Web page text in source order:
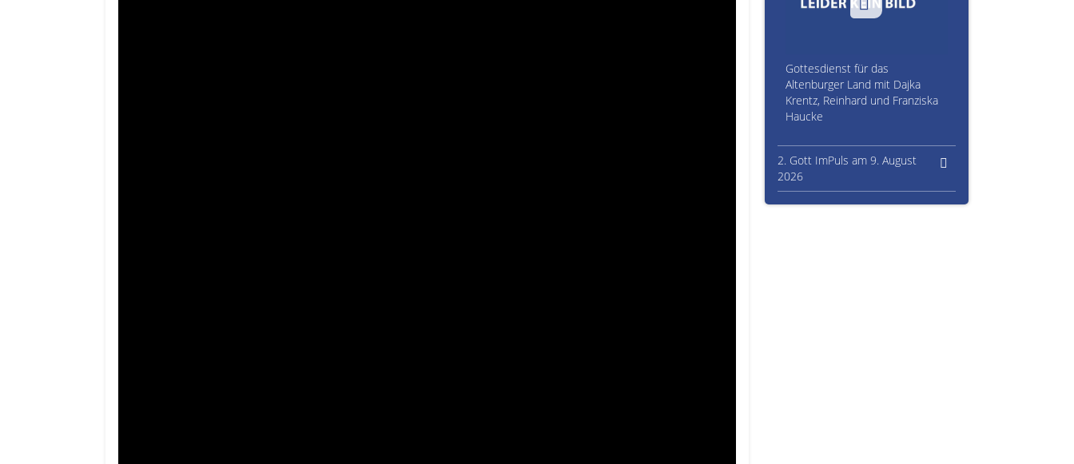
Gottesdienst für das
Altenburger Land mit Dajka
Krentz, Reinhard und Franziska
Haucke
2. Gott ImPuls am 9. August
2026